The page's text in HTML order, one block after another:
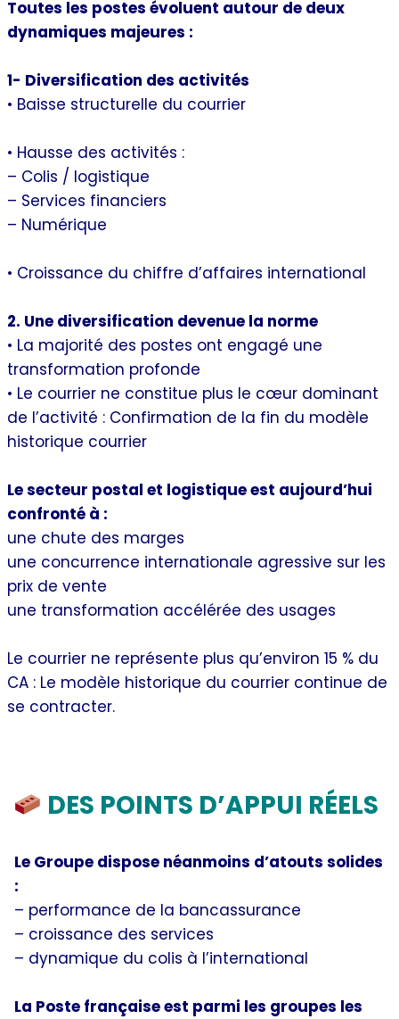
Toutes les postes évoluent autour de deux
dynamiques majeures :
1- Diversification des activités
• Baisse structurelle du courrier
• Hausse des activités :
– Colis / logistique
– Services financiers
– Numérique
• Croissance du chiffre d’affaires international
2. Une diversification devenue la norme
• La majorité des postes ont engagé une
transformation profonde
• Le courrier ne constitue plus le cœur dominant
de l’activité : Confirmation de la fin du modèle
historique courrier
Le secteur postal et logistique est aujourd’hui
confronté à :
une chute des marges
une concurrence internationale agressive sur les
prix de vente
une transformation accélérée des usages
Le courrier ne représente plus qu’environ 15 % du
CA : Le modèle historique du courrier continue de
se contracter.
DES POINTS D’APPUI RÉELS
Le Groupe dispose néanmoins d’atouts solides
:
– performance de la bancassurance
– croissance des services
– dynamique du colis à l’international
La Poste française est parmi les groupes les